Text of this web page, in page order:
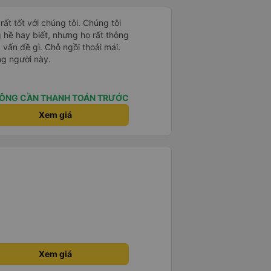
tốt với chúng tôi. Chúng tôi
hay biết, nhưng họ rất thông
đề gì. Chỗ ngồi thoải mái.
người này.
CẦN THANH TOÁN TRƯỚC
Xem giá
Xem giá